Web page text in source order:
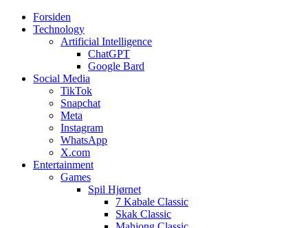
Web3zero.dk
Web3zero.dk
Forsiden
Technology
Artificial Intelligence
ChatGPT
Google Bard
Social Media
TikTok
Snapchat
Meta
Instagram
WhatsApp
X.com
Entertainment
Games
Spil Hjørnet
7 Kabale Classic
Skak Classic